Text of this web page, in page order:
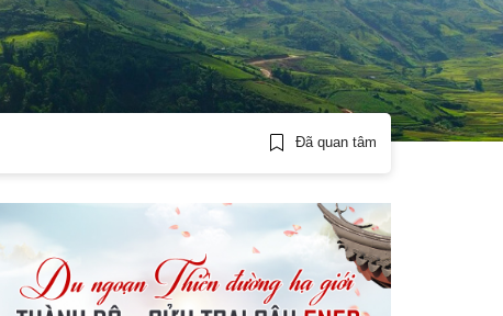
Đã quan tâm